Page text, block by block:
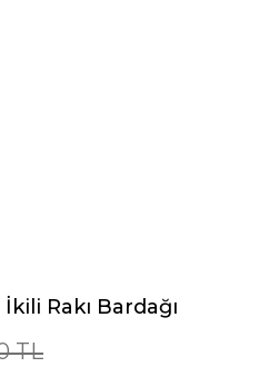
İkili Rakı Bardağı
TL